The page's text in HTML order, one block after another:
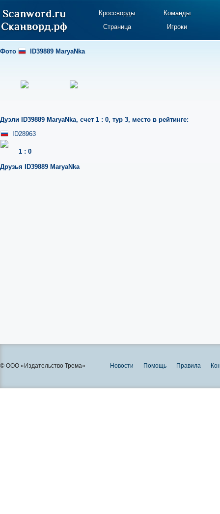
Кроссворды
Команды
Страница
Игроки
Фото ID39889 MaryaNka
Дуэли ID39889 MaryaNka, счет 1 : 0, тур 3, место в рейтинге:
ID28963
1 : 0
Друзья ID39889 MaryaNka
© ООО «Издательство Трема» Новости Помощь Правила